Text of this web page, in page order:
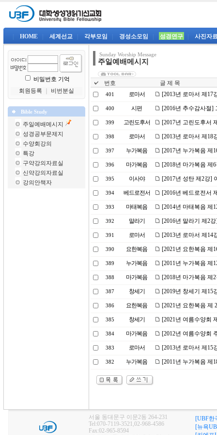
HOME 세계선교 각부모임 경성소모임 성경연구 사진자
비밀번호 기억
회원등록
비번분실
Bible Study
주일예배메시지
성경공부문제지
수양회강의
특강
구약강의자료실
신약강의자료실
강의안책자
Sunday Worship Message
주일예배메시지
번호 글 제 목
401 로마서 [2013년 로마서 제17
400 시편 [2016년 추수감사절]
399 고린도후서 [2017년 고린도후서
398 로마서 [2013년 로마서 제18
397 누가복음 [2017년 누가복음 제
396 마가복음 [2018년 마가복음 제
395 이사야 [2017년 성탄 제2강]
394 베드로전서 [2016년 베드로전서
393 마태복음 [2014년 마태복음 제
392 말라기 [2016년 말라기 제2
391 로마서 [2013년 로마서 제14
390 요한복음 [2021년 요한복음 제
389 누가복음 [2011년 누가복음 제
388 마가복음 [2018년 마가복음 제
387 창세기 [2019년 창세기 제15
386 요한복음 [2021년 요한복음 제
385 창세기 [2021년 여름수양회
384 마가복음 [2012년 여름수양회
383 로마서 [2013년 로마서 제15
382 누가복음 [2011년 누가복음 제
서울 동대문구 이문2동 264-231
Tel:070-7119-3521,02-968-4586
Fax:02-965-8594
[UBF한
[뉴욕